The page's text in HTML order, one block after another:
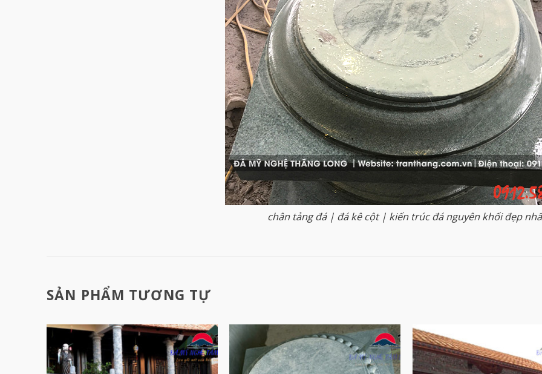
chân tảng đá | đá kê cột | kiến trúc đá nguyên khối đẹp
SẢN PHẨM TƯƠNG TỰ